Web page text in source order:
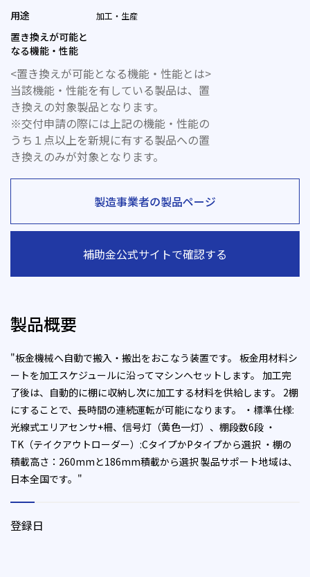
用途 加工・生産
置き換えが可能と
なる機能・性能
<置き換えが可能となる機能・性能とは>
当該機能・性能を有している製品は、置
き換えの対象製品となります。
※交付申請の際には上記の機能・性能の
うち１点以上を新規に有する製品への置
き換えのみが対象となります。
製造事業者の製品ページ
補助金公式サイトで確認する
製品概要
"板金機械へ自動で搬入・搬出をおこなう装置です。 板金用材料シ
ートを加工スケジュールに沿ってマシンへセットします。 加工完
了後は、自動的に棚に収納し次に加工する材料を供給します。 2棚
にすることで、長時間の連続運転が可能になります。 ・標準仕様:
光線式エリアセンサ+柵、信号灯（黄色一灯）、棚段数6段 ・
TK（テイクアウトローダー）:CタイプかPタイプから選択 ・棚の
積載高さ：260mmと186mm積載から選択 製品サポート地域は、
日本全国です。"
登録日